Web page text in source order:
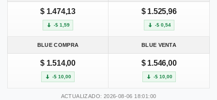
$ 1.474,13
-$ 1,59
$ 1.525,96
-$ 0,54
BLUE COMPRA BLUE VENTA
$ 1.514,00
-$ 10,00
$ 1.546,00
-$ 10,00
ACTUALIZADO: 2026-08-06 18:01:00